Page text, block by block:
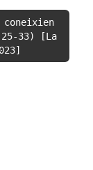
coneixien
33) [La